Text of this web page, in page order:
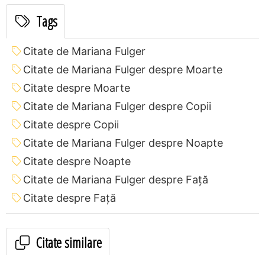
Tags
Citate de Mariana Fulger
Citate de Mariana Fulger despre Moarte
Citate despre Moarte
Citate de Mariana Fulger despre Copii
Citate despre Copii
Citate de Mariana Fulger despre Noapte
Citate despre Noapte
Citate de Mariana Fulger despre Față
Citate despre Față
Citate similare